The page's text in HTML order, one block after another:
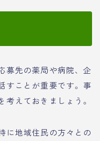
募先の薬局や病院、企
すことが重要です。事
えておきましょう。
に地域住民の方々との